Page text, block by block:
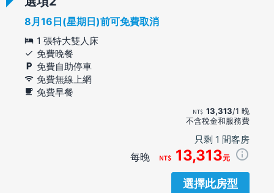
8月16日(星期日)前可免費取消
1 張特大雙人床
免費晚餐
免費自助停車
免費無線上網
免費早餐
13,313/1 晚
不含稅金和服務費
只剩 1 間客房
每晚 13,313元
選擇此房型